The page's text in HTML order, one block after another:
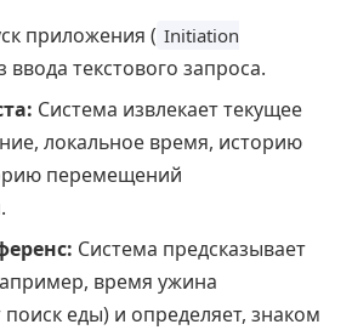
приложения ( Initiation
ввода текстового запроса.
Система извлекает текущее
локальное время, историю
перемещений
Система предсказывает
время ужина
поиск еды) и определяет, знаком